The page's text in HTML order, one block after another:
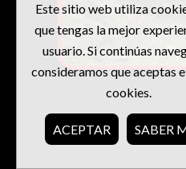
Este sitio web utiliza
que tengas la mejor
usuario. Si continúas
consideramos que aceptas
cookies.
ACEPTAR SABER